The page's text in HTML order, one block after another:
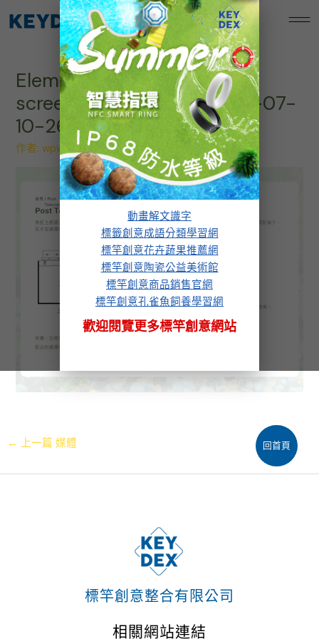
動畫解文識字
標籤創意成語分類學習網
標竿創意花卉蔬果推薦網
標竿創意陶瓷公益美術館
標竿創意商品銷售官網
標竿創意孔雀魚飼養學習網
歡迎閱覽更多標竿創意網站
至
標竿創意孔雀魚飼養學習網
Elementor-post-
screenshot_1631_2024-01-07-
10-26-58_9f2eeab.png
作者:wpw.design /2024 年 1 月 7 日
← 上一篇 媒體
標竿創意整合有限公司
相關網站連結
回首頁